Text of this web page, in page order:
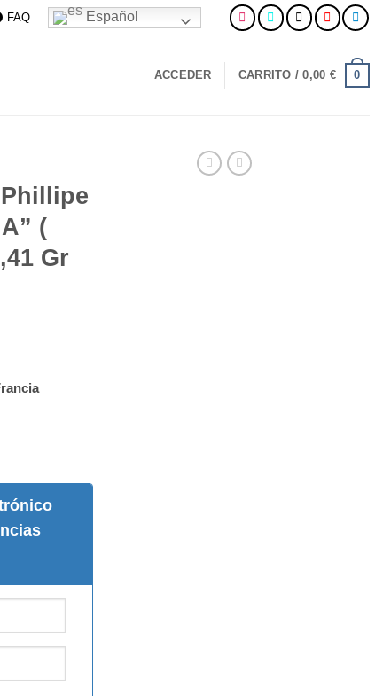
FAQ Español
ACCEDER CARRITO /0,00 € 0
(
Gr